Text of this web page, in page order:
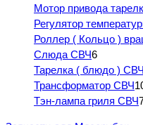
Мотор привода
Регулятор
Роллер ( Кольцо )
Слюда СВЧ6
Тарелка ( блюдо ) СВЧ
Трансформатор СВЧ
Тэн-лампа гриля СВЧ